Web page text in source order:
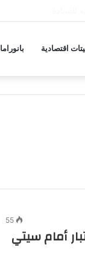
اقتصادية بانوراما
55
أمام سيتي